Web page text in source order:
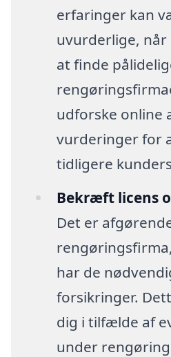
erfaringer kan
uvurderlige,
at finde
udforske online
vurderinger for
tidligere
Bekræft licens
Det er
har de
forsikringer.
dig i tilfælde af
under